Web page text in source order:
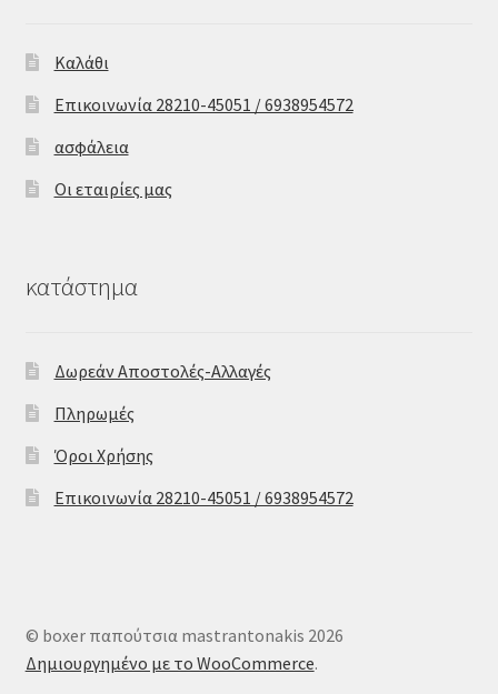
Καλάθι
Επικοινωνία 28210-45051 / 6938954572
ασφάλεια
Οι εταιρίες μας
κατάστημα
Δωρεάν Αποστολές-Αλλαγές
Πληρωμές
Όροι Χρήσης
Επικοινωνία 28210-45051 / 6938954572
© boxer παπούτσια mastrantonakis 2026
Δημιουργημένο με το WooCommerce.